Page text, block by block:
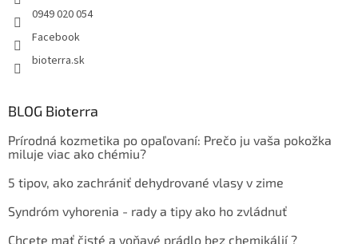
0949 020 054
Facebook
bioterra.sk
BLOG Bioterra
Prírodná kozmetika po opaľovaní: Prečo ju vaša pokožka
miluje viac ako chémiu?
5 tipov, ako zachrániť dehydrované vlasy v zime
Syndróm vyhorenia - rady a tipy ako ho zvládnuť
Chcete mať čisté a voňavé prádlo bez chemikálií ?